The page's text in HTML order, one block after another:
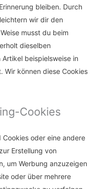
bleiben. Durch
wir dir den
musst du beim
dieselben
beispielsweise in
Wir können diese Cookies
Cookies
oder eine andere
Erstellung von
um Werbung anzuzeigen
oder über mehrere